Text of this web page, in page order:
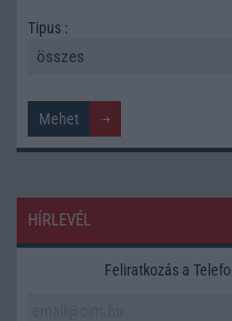
Tipus :
HÍRLEVÉL
Feliratkozás a